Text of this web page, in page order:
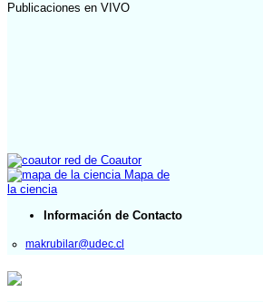
Publicaciones en VIVO
red de Coautor
Mapa de
la ciencia
Información de Contacto
makrubilar@udec.cl